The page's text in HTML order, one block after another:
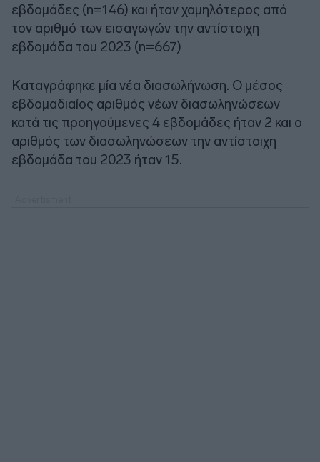
εβδομάδες (n=146) και ήταν χαμηλότερος από
τον αριθμό των εισαγωγών την αντίστοιχη
εβδομάδα του 2023 (n=667)
Καταγράφηκε μία νέα διασωλήνωση. Ο μέσος
εβδομαδιαίος αριθμός νέων διασωληνώσεων
κατά τις προηγούμενες 4 εβδομάδες ήταν 2 και ο
αριθμός των διασωληνώσεων την αντίστοιχη
εβδομάδα του 2023 ήταν 15.